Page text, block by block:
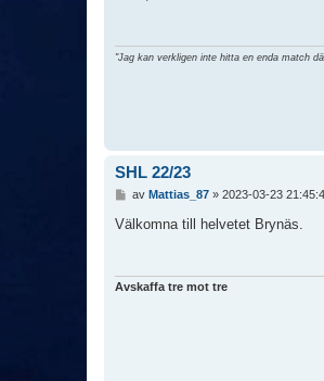
"Jag kan verkligen inte hitta en enda match
SHL 22/23
l
av Mattias_87» 2023-03-23
Välkomna till helvetet Brynäs.
Avskaffa tre mot tre